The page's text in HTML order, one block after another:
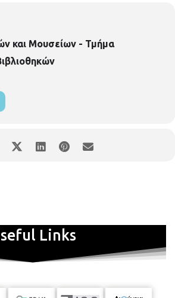
και Μουσείων - Τμήμα
Links